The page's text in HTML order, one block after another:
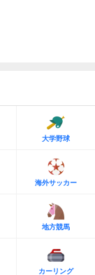
大学野球
海外サッカー
地方競馬
カーリング